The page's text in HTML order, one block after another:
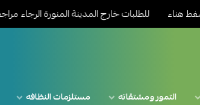
للطلبات خارج المدينة المنورة الرجاء مراجعة
التمور ومشتقاته
مستلزمات النظافه